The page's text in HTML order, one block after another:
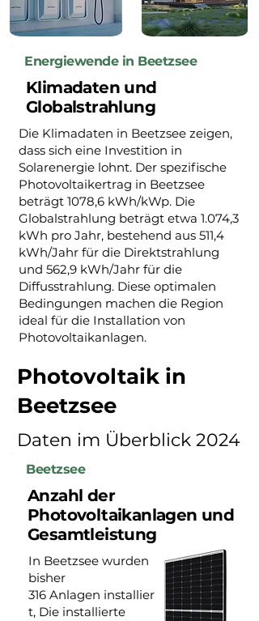
Energiewende in Beetzsee
Klimadaten und
Globalstrahlung
Die Klimadaten in Beetzsee zeigen,
dass sich eine Investition in
Solarenergie lohnt. Der spezifische
Photovoltaikertrag in Beetzsee
beträgt 1078,6 kWh/kWp. Die
Globalstrahlung beträgt etwa 1.074,3
kWh pro Jahr, bestehend aus 511,4
kWh/Jahr für die Direktstrahlung
und 562,9 kWh/Jahr für die
Diffusstrahlung. Diese optimalen
Bedingungen machen die Region
ideal für die Installation von
Photovoltaikanlagen.
Photovoltaik in
Beetzsee
Daten im Überblick 2024
Beetzsee
Anzahl der
Photovoltaikanlagen und
Gesamtleistung
In Beetzsee wurden
bisher
316 Anlagen installier
t, Die installierte